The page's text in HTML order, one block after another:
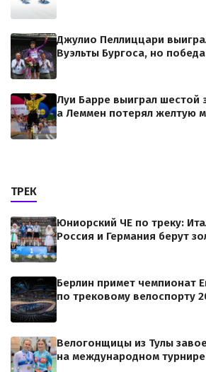
Джулио Пеллиццари
Вуэльты Бургоса, но
Луи Барре выиграл шестой
а Леммен потерял желтую
ТРЕК
Юниорский ЧЕ по треку:
Россия и Германия берут
Берлин примет чемпионат
по трековому велоспорту
Велогонщицы из Тулы
на международном турнире